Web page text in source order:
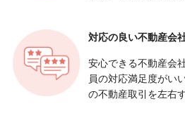
対応の良い不動産会
安心できる不動産会
員の対応満足度がい
の不動産取引を左右